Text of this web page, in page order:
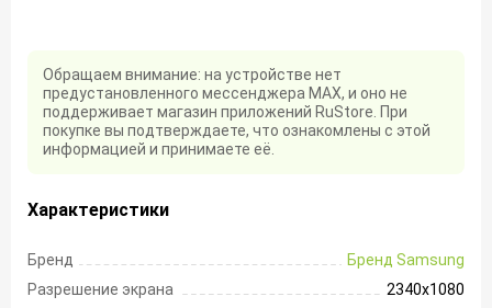
Обращаем внимание: на устройстве нет
предустановленного мессенджера MAX, и оно не
поддерживает магазин приложений RuStore. При
покупке вы подтверждаете, что ознакомлены с этой
информацией и принимаете её.
Характеристики
Бренд
Бренд Samsung
Разрешение экрана
2340х1080